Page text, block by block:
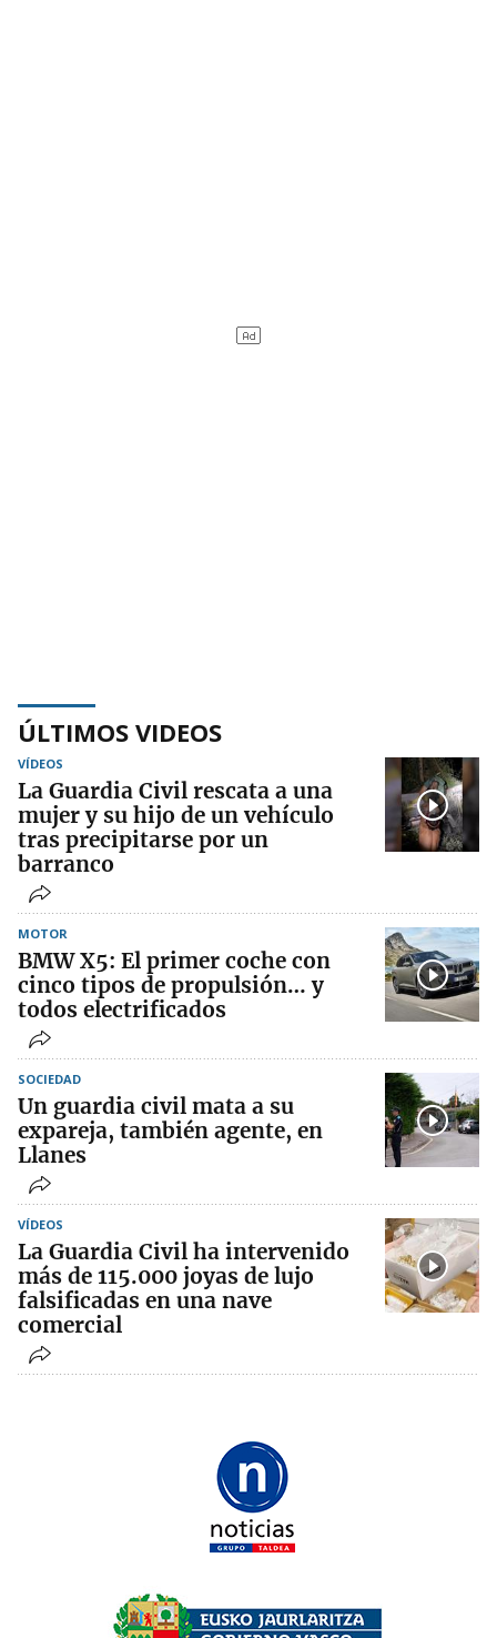
ÚLTIMOS VIDEOS
VÍDEOS
La Guardia Civil rescata a una
mujer y su hijo de un vehículo
tras precipitarse por un
barranco
MOTOR
BMW X5: El primer coche con
cinco tipos de propulsión… y
todos electrificados
SOCIEDAD
Un guardia civil mata a su
expareja, también agente, en
Llanes
VÍDEOS
La Guardia Civil ha intervenido
más de 115.000 joyas de lujo
falsificadas en una nave
comercial